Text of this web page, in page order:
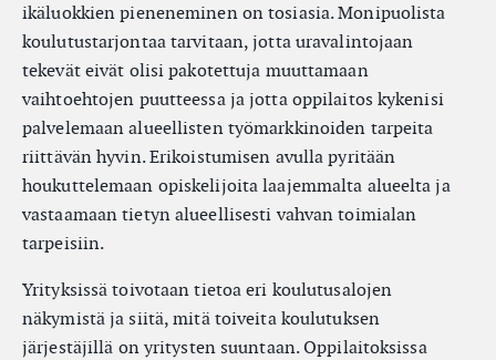
ikäluokkien pieneneminen on tosiasia. Monipuolista
koulutustarjontaa tarvitaan, jotta uravalintojaan
tekevät eivät olisi pakotettuja muuttamaan
vaihtoehtojen puutteessa ja jotta oppilaitos kykenisi
palvelemaan alueellisten työmarkkinoiden tarpeita
riittävän hyvin. Erikoistumisen avulla pyritään
houkuttelemaan opiskelijoita laajemmalta alueelta ja
vastaamaan tietyn alueellisesti vahvan toimialan
tarpeisiin.
Yrityksissä toivotaan tietoa eri koulutusalojen
näkymistä ja siitä, mitä toiveita koulutuksen
järjestäjillä on yritysten suuntaan. Oppilaitoksissa